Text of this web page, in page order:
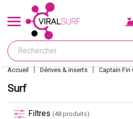
Offres & Carte
Shape
Ponçage
Accueil Dérives & inserts Captain Fin
Surf
Filtres (48 produits)